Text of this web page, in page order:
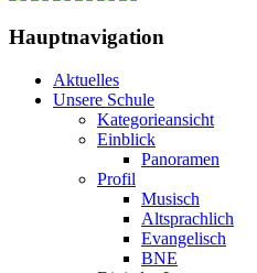
Hauptnavigation
Aktuelles
Unsere Schule
Kategorieansicht
Einblick
Panoramen
Profil
Musisch
Altsprachlich
Evangelisch
BNE